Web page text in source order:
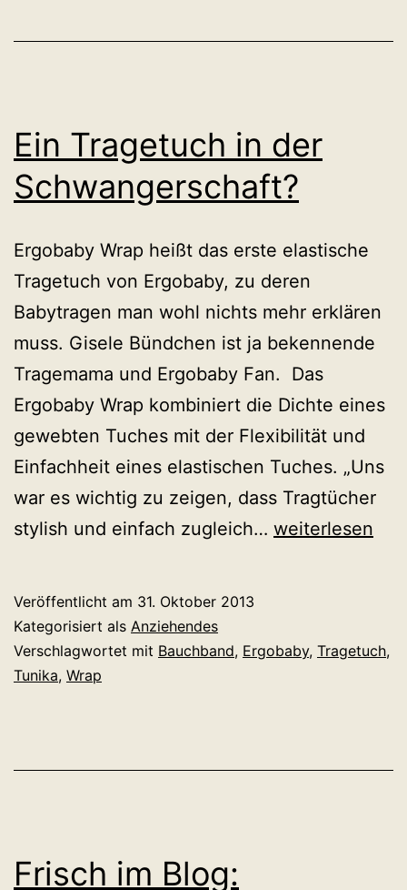
Ein Tragetuch in der
Schwangerschaft?
Ergobaby Wrap heißt das erste elastische
Tragetuch von Ergobaby, zu deren
Babytragen man wohl nichts mehr erklären
muss. Gisele Bündchen ist ja bekennende
Tragemama und Ergobaby Fan. Das
Ergobaby Wrap kombiniert die Dichte eines
gewebten Tuches mit der Flexibilität und
Einfachheit eines elastischen Tuches. „Uns
war es wichtig zu zeigen, dass Tragtücher
stylish und einfach zugleich… Ein
weiterlesen
Veröffentlicht am 31. Oktober 2013
Kategorisiert als Anziehendes
Verschlagwortet mit Bauchband, Ergobaby, Tragetuch,
Tunika, Wrap
Frisch im Blog: